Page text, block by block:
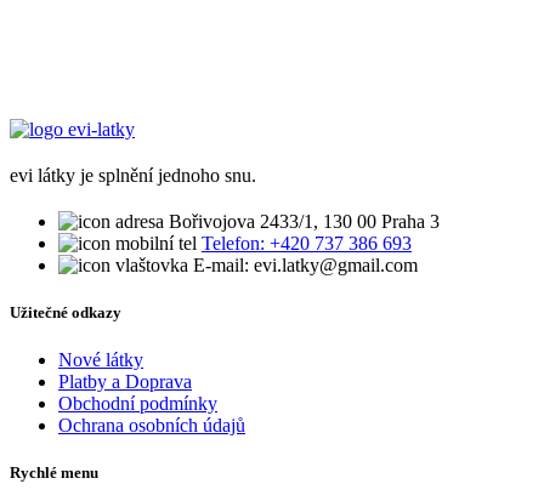
evi látky je splnění jednoho snu.
Bořivojova 2433/1, 130 00 Praha 3
Telefon: +420 737 386 693
E-mail: evi.latky@gmail.com
Užitečné odkazy
Nové látky
Platby a Doprava
Obchodní podmínky
Ochrana osobních údajů
Rychlé menu